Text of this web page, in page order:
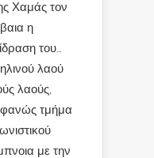
Χαμάς τον
η
του…
λαού
λαούς,
τμήμα
με την